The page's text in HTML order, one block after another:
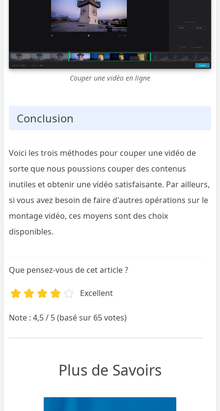
Couper une vidéo en ligne
Conclusion
Voici les trois méthodes pour couper une vidéo de
sorte que nous poussions couper des contenus
inutiles et obtenir une vidéo satisfaisante. Par ailleurs,
si vous avez besoin de faire d'autres opérations sur le
montage vidéo, ces moyens sont des choix
disponibles.
Que pensez-vous de cet article ?
Excellent
Note : 4,5 / 5 (basé sur 65 votes)
Plus de Savoirs